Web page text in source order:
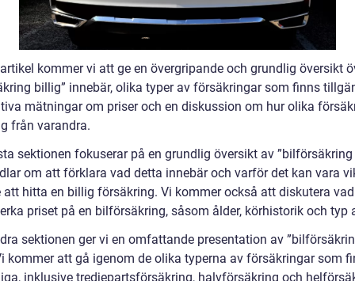
kommer vi att ge en övergripande och grundlig översikt
billig” innebär, olika typer av försäkringar som finns
mätningar om priser och en diskussion om hur olika
från varandra.
sektionen fokuserar på en grundlig översikt av ”bilförsäkring
om att förklara vad detta innebär och varför det kan vara
att hitta en billig försäkring. Vi kommer också att diskutera
priset på en bilförsäkring, såsom ålder, körhistorik och typ
sektionen ger vi en omfattande presentation av
kommer att gå igenom de olika typerna av försäkringar som
inklusive tredjepartsförsäkring, halvförsäkring och